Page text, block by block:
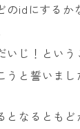
のidにする
いじ！とい
と誓いまし
となるとも